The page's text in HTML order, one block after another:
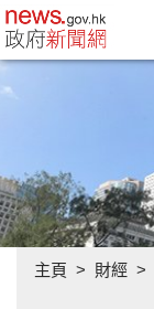
政府新聞網主頁
主頁 財經